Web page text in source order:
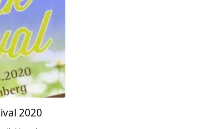
2020